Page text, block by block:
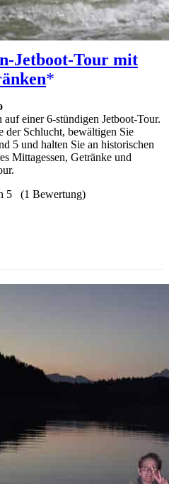
Jetboot-Tour mit
einer 6-stündigen Jetboot-Tour.
der Schlucht, bewältigen Sie
5 und halten Sie an historischen
Mittagessen, Getränke und
5 (1 Bewertung)